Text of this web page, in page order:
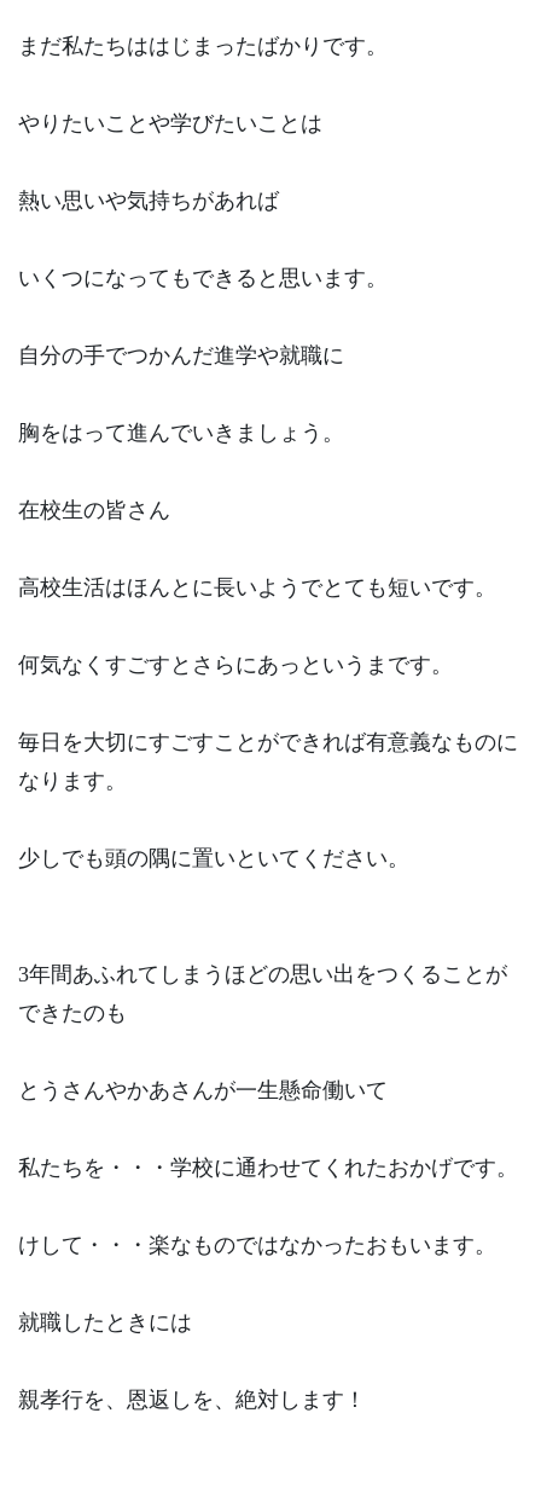
まだ私たちははじまったばかりです。
やりたいことや学びたいことは
熱い思いや気持ちがあれば
いくつになってもできると思います。
自分の手でつかんだ進学や就職に
胸をはって進んでいきましょう。
在校生の皆さん
高校生活はほんとに長いようでとても短いです。
何気なくすごすとさらにあっというまです。
毎日を大切にすごすことができれば有意義なものに
なります。
少しでも頭の隅に置いといてください。
3年間あふれてしまうほどの思い出をつくることが
できたのも
とうさんやかあさんが一生懸命働いて
私たちを・・・学校に通わせてくれたおかげです。
けして・・・楽なものではなかったおもいます。
就職したときには
親孝行を、恩返しを、絶対します！